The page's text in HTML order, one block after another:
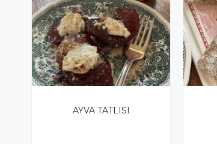
AYVA TATLISI